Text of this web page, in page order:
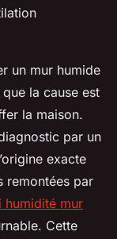
un mur humide
la cause est
la maison.
par un
exacte
remontées par
humidité mur
Cette